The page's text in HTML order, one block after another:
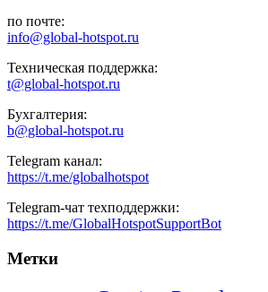
по почте:
info@global-hotspot.ru
Техническая поддержка:
t@global-hotspot.ru
Бухгалтерия:
b@global-hotspot.ru
Telegram канал:
https://t.me/globalhotspot
Telegram-чат техподдержки:
https://t.me/GlobalHotspotSupportBot
Метки